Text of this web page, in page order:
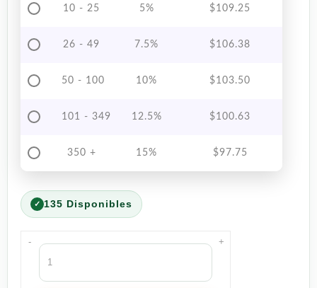
10 - 25 5% $109.25
26 - 49 7.5% $106.38
50 - 100 10% $103.50
101 - 349 12.5% $100.63
350 + 15% $97.75
135 Disponibles
-
Cerveza
Clara
Bohemia
+